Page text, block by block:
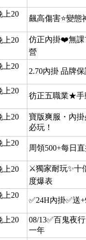
上20
飆高傷害⭐變態
上20
仿正內掛❤️無
營
上20
2.70內掛 品牌
上20
彷正五職業★手
上20
寶版爽服・內
必玩！
上20
周領500+每日
上20
⚔️獨家耐玩✨
度爆表
上20
✅24H內掛✅送
上20
08/13✅百鬼夜
一年